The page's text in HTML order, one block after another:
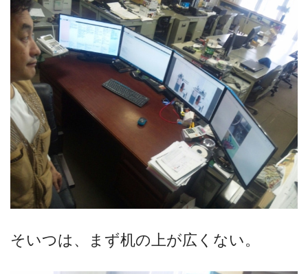
そいつは、まず机の上が広くない。